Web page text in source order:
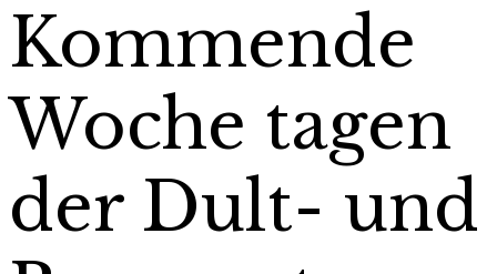
Kommende
Woche tagen
der Dult- und